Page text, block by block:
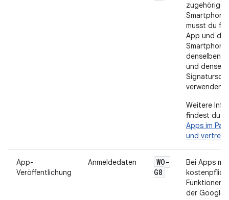
zugehörige
musst du
App und die
denselben
und
verwenden.
Weitere
findest du
Apps im
und
App-
Veröffentlichung
Anmeldedaten
WO-
G8
Bei Apps mit
Funktionen
der Google